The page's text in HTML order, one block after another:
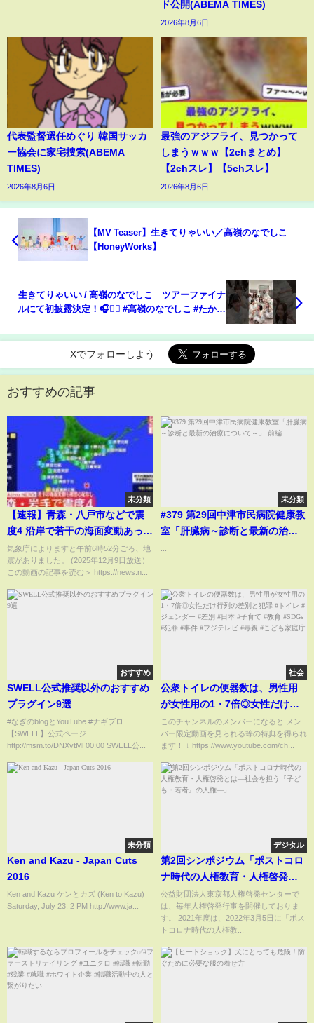
ド公開(ABEMA TIMES)
2026年8月6日
代表監督選任めぐり 韓国サッカ
ー協会に家宅捜索(ABEMA
TIMES)
2026年8月6日
最強のアジフライ、見つかって
しまうｗｗｗ【2chまとめ】
【2chスレ】【5chスレ】
2026年8月6日
【MV Teaser】生きてりゃいい／高嶺のなでしこ
【HoneyWorks】
生きてりゃいい / 高嶺のなでしこ ツアーファイナ
ルにて初披露決定！🎧✌🏻 #高嶺のなでしこ #たかね
Xでフォローしよう
おすすめの記事
未分類
【速報】青森・八戸市などで震
度4 沿岸で若干の海面変動あって
も被害の心配なし
気象庁によりますと午前6時52分ごろ、地
震がありました。 (2025年12月9日放送）
この動画の記事を読む＞ https://news.n...
未分類
#379 第29回中津市民病院健康教
室「肝臓病～診断と最新の治療
おすすめ
SWELL公式推奨以外のおすすめ
プラグイン9選
#なぎのblogとYouTube #ナギブロ
【SWELL】公式ページ
http://msm.to/DNXvtMl 00:00 SWELL公...
社会
公衆トイレの便器数は、男性用
が女性用の1・7倍◎女性だけ行
列の差別と犯罪 #トイレ #ジェン
ダー #差別 #日本 #子育て #教育
#SDGs #犯罪 #事件 #フジテレビ
#毒親 #こども家庭庁
このチャンネルのメンバーになると メン
バー限定動画を見られる等の特典を得られ
ます！ ↓ https://www.youtube.com/ch...
未分類
Ken and Kazu - Japan Cuts
2016
Ken and Kazu ケンとカズ (Ken to Kazu)
Saturday, July 23, 2 PM http://www.ja...
デジタル
第2回シンポジウム「ポストコロ
ナ時代の人権教育・人権啓発と
は―社会を担う『子ども・若
者』の人権―」
公益財団法人東京都人権啓発センターで
は、毎年人権啓発行事を開催しておりま
す。 2021年度は、2022年3月5日に「ポス
トコロナ時代の人権教...